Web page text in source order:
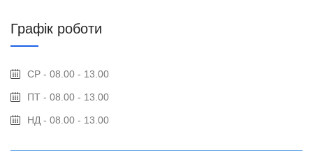
Графік роботи
СР - 08.00 - 13.00
ПТ - 08.00 - 13.00
НД - 08.00 - 13.00